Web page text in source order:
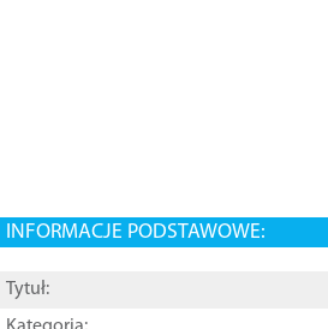
INFORMACJE PODSTAWOWE:
Tytuł: